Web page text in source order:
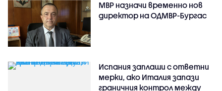
МВР назначи временно нов
директор на ОДМВР-Бургас
Испания заплаши с ответни
мерки, ако Италия запази
граничния контрол между